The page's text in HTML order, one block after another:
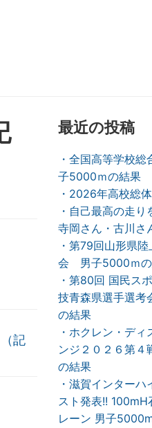
記
最近の投稿
・全国高等学校
子5000ｍの結果
・2026年高校総体
・自己最高の走
寺岡さん・古川さ
・第79回山形県
会 男子5000ｍ
・第80回 国民ス
技青森県選手選
の結果
・ホクレン・ディ
ンジ２０２６第
の結果
・滋賀インターハ
スト発表!!
レーン 男子